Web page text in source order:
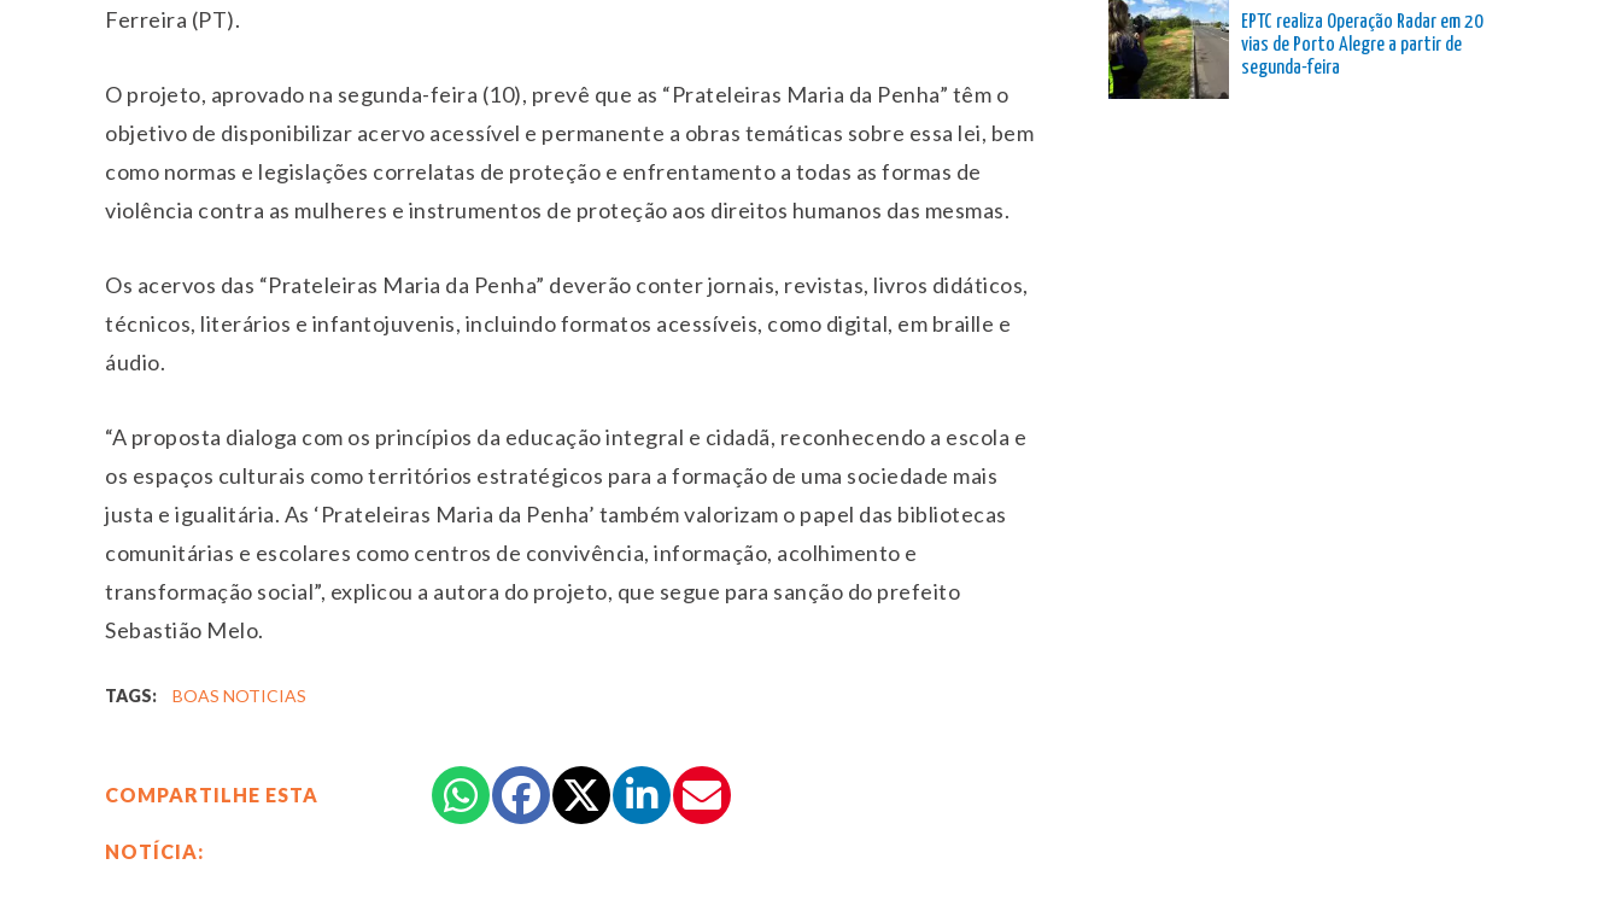
Ferreira (PT).
O projeto, aprovado na segunda-feira (10), prevê que as “Prateleiras Maria da Penha” têm o
objetivo de disponibilizar acervo acessível e permanente a obras temáticas sobre essa lei, bem
como normas e legislações correlatas de proteção e enfrentamento a todas as formas de
violência contra as mulheres e instrumentos de proteção aos direitos humanos das mesmas.
Os acervos das “Prateleiras Maria da Penha” deverão conter jornais, revistas, livros didáticos,
técnicos, literários e infantojuvenis, incluindo formatos acessíveis, como digital, em braille e
áudio.
“A proposta dialoga com os princípios da educação integral e cidadã, reconhecendo a escola e
os espaços culturais como territórios estratégicos para a formação de uma sociedade mais
justa e igualitária. As ‘Prateleiras Maria da Penha’ também valorizam o papel das bibliotecas
comunitárias e escolares como centros de convivência, informação, acolhimento e
transformação social”, explicou a autora do projeto, que segue para sanção do prefeito
Sebastião Melo.
TAGS: BOAS NOTICIAS
COMPARTILHE ESTA
NOTÍCIA:
EPTC realiza Operação Radar em 20
vias de Porto Alegre a partir de
segunda-feira